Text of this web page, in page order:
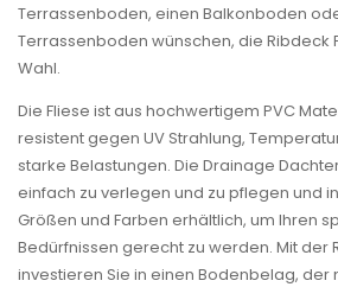
Terrassenboden, einen Balkonboden
Terrassenboden wünschen, die Ribdeck
Wahl.
Die Fliese ist aus hochwertigem PVC
resistent gegen UV Strahlung,
starke Belastungen. Die Drainage
einfach zu verlegen und zu pflegen und
Größen und Farben erhältlich, um Ihren
Bedürfnissen gerecht zu werden. Mit der
investieren Sie in einen Bodenbelag, der